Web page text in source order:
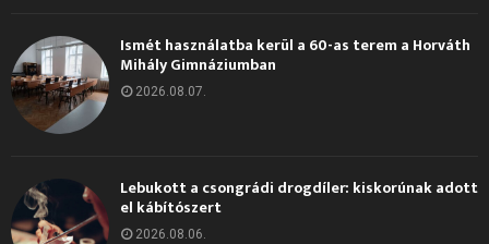
Ismét használatba kerül a 60-as terem a Horváth
Mihály Gimnáziumban
2026.08.07.
Lebukott a csongrádi drogdíler: kiskorúnak adott
el kábítószert
2026.08.06.